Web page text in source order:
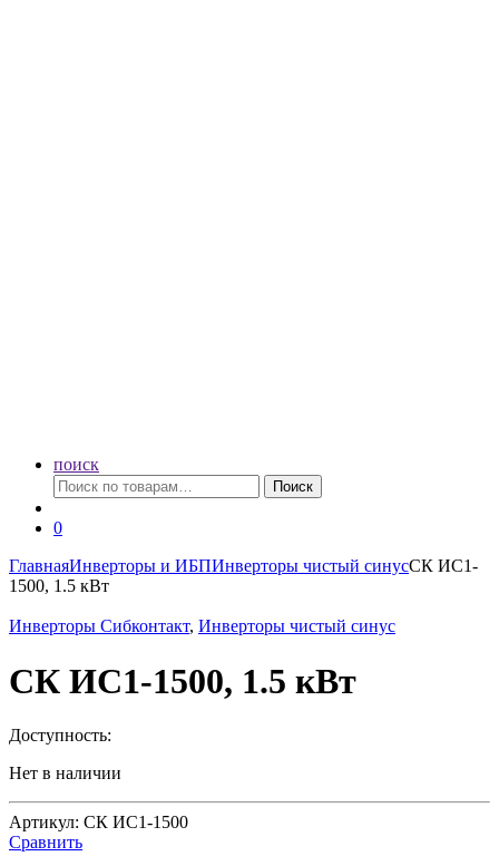
поиск
Искать:
Поиск
0
ГлавнаяИнверторы и ИБПИнверторы чистый синусСК ИС1-
1500, 1.5 кВт
Инверторы Сибконтакт, Инверторы чистый синус
СК ИС1-1500, 1.5 кВт
Доступность:
Нет в наличии
Артикул: СК ИС1-1500
Сравнить